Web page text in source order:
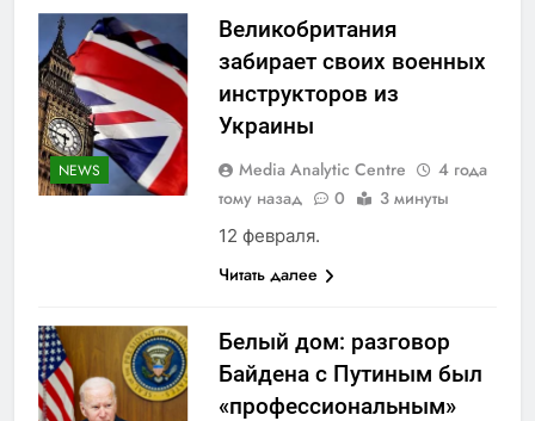
NEWS
Великобритания
забирает своих военных
инструкторов из
Украины
Media Analytic Centre
4 года
тому назад
0 3 минуты
12 февраля.
Читать далее
Белый дом: разговор
Байдена с Путиным был
«профессиональным»